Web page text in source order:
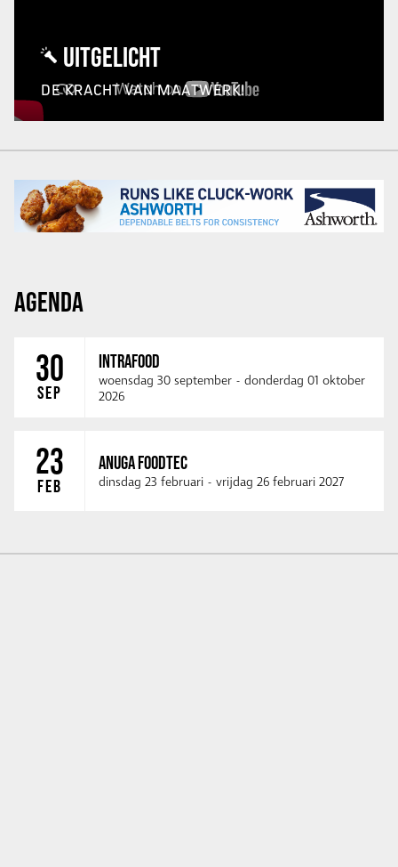
UITGELICHT
DE KRACHT VAN MAATWERK!
AGENDA
30
SEP
INTRAFOOD
woensdag 30 september - donderdag 01 oktober
2026
23
FEB
ANUGA FOODTEC
dinsdag 23 februari - vrijdag 26 februari 2027